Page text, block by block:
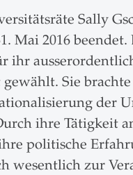
Sally
Mai 2016
ihr
Sie
der
ihre Tätigkeit
politische
wesentlich zur